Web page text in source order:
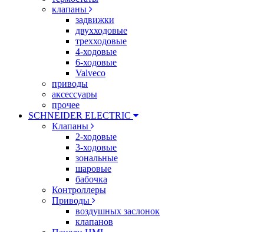
клапаны
задвижки
двухходовые
трехходовые
4-ходовые
6-ходовые
Valveco
приводы
аксессуары
прочее
SCHNEIDER ELECTRIC
Клапаны
2-ходовые
3-ходовые
зональные
шаровые
бабочка
Контроллеры
Приводы
воздушных заслонок
клапанов